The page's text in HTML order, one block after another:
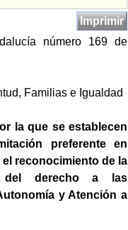
Imprimir
número 169 de
Familias e Igualdad
la que se establecen
preferente en
reconocimiento de la
del derecho a las
y Atención a